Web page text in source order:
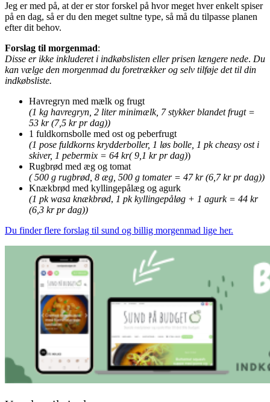
Jeg er med på, at der er stor forskel på hvor meget hver enkelt spiser
på en dag, så er du den meget sultne type, så må du tilpasse planen
efter dit behov.
Forslag til morgenmad:
Disse er ikke inkluderet i indkøbslisten eller prisen længere nede. Du
kan vælge den morgenmad du foretrækker og selv tilføje det til din
indkøbsliste.
Havregryn med mælk og frugt
(1 kg havregryn, 2 liter minimælk, 7 stykker blandet frugt =
53 kr (7,5 kr pr dag))
1 fuldkornsbolle med ost og peberfrugt
(1 pose fuldkorns krydderboller, 1 løs bolle, 1 pk cheasy ost i
skiver, 1 pebermix = 64 kr( 9,1 kr pr dag))
Rugbrød med æg og tomat
( 500 g rugbrød, 8 æg, 500 g tomater = 47 kr (6,7 kr pr dag))
Knækbrød med kyllingepålæg og agurk
(1 pk wasa knækbrød, 1 pk kyllingepåløg + 1 agurk = 44 kr
(6,3 kr pr dag))
Du finder flere forslag til sund og billig morgenmad lige her.